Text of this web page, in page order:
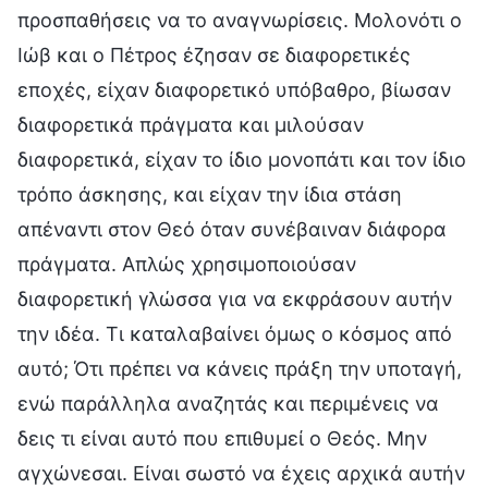
προσπαθήσεις να το αναγνωρίσεις. Μολονότι ο
Ιώβ και ο Πέτρος έζησαν σε διαφορετικές
εποχές, είχαν διαφορετικό υπόβαθρο, βίωσαν
διαφορετικά πράγματα και μιλούσαν
διαφορετικά, είχαν το ίδιο μονοπάτι και τον ίδιο
τρόπο άσκησης, και είχαν την ίδια στάση
απέναντι στον Θεό όταν συνέβαιναν διάφορα
πράγματα. Απλώς χρησιμοποιούσαν
διαφορετική γλώσσα για να εκφράσουν αυτήν
την ιδέα. Τι καταλαβαίνει όμως ο κόσμος από
αυτό; Ότι πρέπει να κάνεις πράξη την υποταγή,
ενώ παράλληλα αναζητάς και περιμένεις να
δεις τι είναι αυτό που επιθυμεί ο Θεός. Μην
αγχώνεσαι. Είναι σωστό να έχεις αρχικά αυτήν